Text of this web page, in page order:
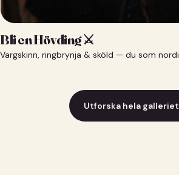
Bli en Hövding ⚔️
Utforska hela galleriet